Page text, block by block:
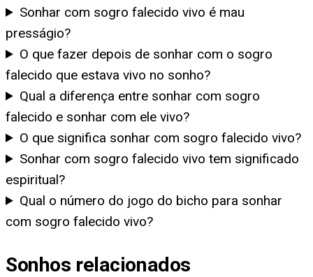
Sonhar com sogro falecido vivo é mau
presságio?
O que fazer depois de sonhar com o sogro
falecido que estava vivo no sonho?
Qual a diferença entre sonhar com sogro
falecido e sonhar com ele vivo?
O que significa sonhar com sogro falecido vivo?
Sonhar com sogro falecido vivo tem significado
espiritual?
Qual o número do jogo do bicho para sonhar
com sogro falecido vivo?
Sonhos relacionados